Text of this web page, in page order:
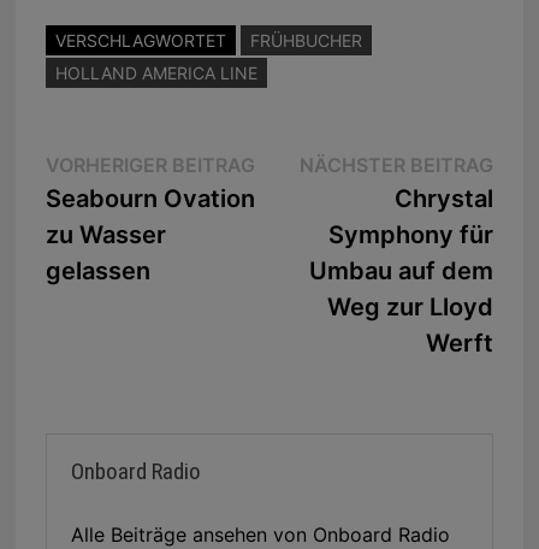
VERSCHLAGWORTET
FRÜHBUCHER
HOLLAND AMERICA LINE
Beitragsnavigation
VORHERIGER BEITRAGVorheriger
Beitrag:
Seabourn Ovation
zu Wasser
gelassen
NÄCHSTER BEITRAG
Chrystal
Symphony für
Umbau auf dem
Weg zur Lloyd
Werft
Onboard Radio
Alle Beiträge ansehen von Onboard Radio